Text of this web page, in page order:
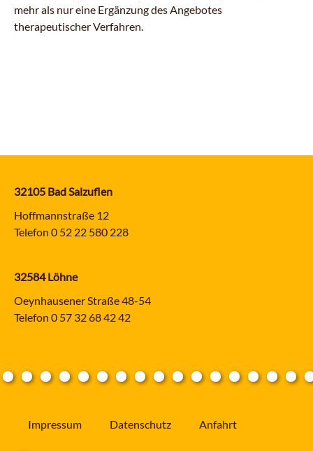
mehr als nur eine Ergänzung des Angebotes
therapeutischer Verfahren.
32105 Bad Salzuflen
Hoffmannstraße 12
Telefon 0 52 22 580 228
32584 Löhne
Oeynhausener Straße 48-54
Telefon 0 57 32 68 42 42
Impressum Datenschutz Anfahrt